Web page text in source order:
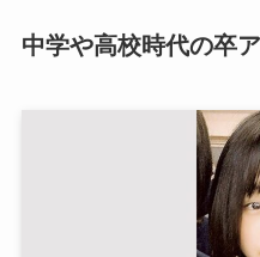
中学や高校時代の卒